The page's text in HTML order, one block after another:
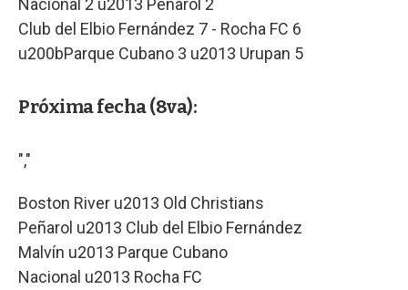
Nacional 2 u2013 Peñarol 2
Club del Elbio Fernández 7 - Rocha FC 6
u200bParque Cubano 3 u2013 Urupan 5
Próxima fecha (8va):
","
Boston River u2013 Old Christians
Peñarol u2013 Club del Elbio Fernández
Malvín u2013 Parque Cubano
Nacional u2013 Rocha FC